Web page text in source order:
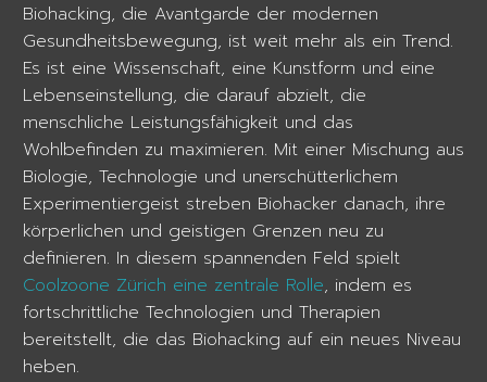
Biohacking, die Avantgarde der modernen
Gesundheitsbewegung, ist weit mehr als ein Trend.
Es ist eine Wissenschaft, eine Kunstform und eine
Lebenseinstellung, die darauf abzielt, die
menschliche Leistungsfähigkeit und das
Wohlbefinden zu maximieren. Mit einer Mischung aus
Biologie, Technologie und unerschütterlichem
Experimentiergeist streben Biohacker danach, ihre
körperlichen und geistigen Grenzen neu zu
definieren. In diesem spannenden Feld spielt
Coolzoone Zürich eine zentrale Rolle, indem es
fortschrittliche Technologien und Therapien
bereitstellt, die das Biohacking auf ein neues Niveau
heben.